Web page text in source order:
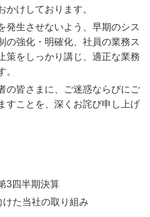
かけしております。
発生させないよう、早期のシス
の強化・明確化、社員の業務ス
策をしっかり講じ、適正な業務
。
の皆さまに、ご迷惑ならびにご
すことを、深くお詫び申し上げ
3四半期決算
た当社の取り組み